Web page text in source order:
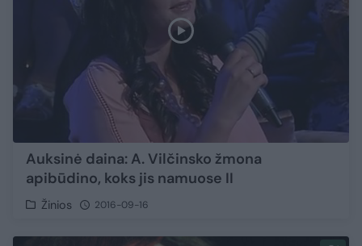
Auksinė daina: A. Vilčinsko žmona
apibūdino, koks jis namuose II
Žinios 2016-09-16